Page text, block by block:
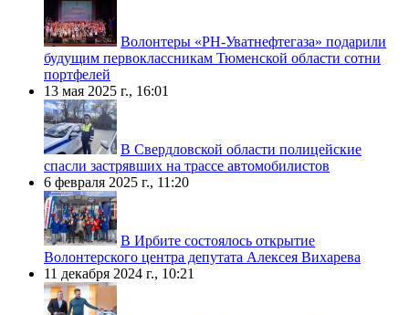
Волонтеры «РН-Уватнефтегаза» подарили
будущим первоклассникам Тюменской области сотни
портфелей
13 мая 2025 г., 16:01
В Свердловской области полицейские
спасли застрявших на трассе автомобилистов
6 февраля 2025 г., 11:20
В Ирбите состоялось открытие
Волонтерского центра депутата Алексея Вихарева
11 декабря 2024 г., 10:21